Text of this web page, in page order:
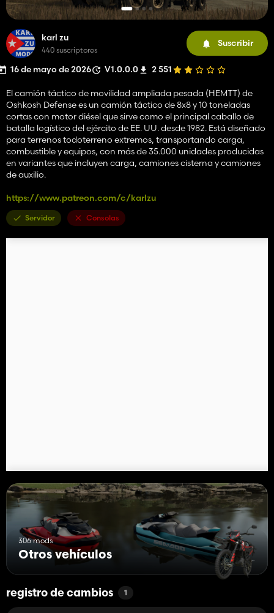
karl zu
440 suscriptores
Suscribir
16 de mayo de 2026 V1.0.0.0 2 551
El camión táctico de movilidad ampliada pesada (HEMTT) de
Oshkosh Defense es un camión táctico de 8x8 y 10 toneladas
cortas con motor diésel que sirve como el principal caballo de
batalla logístico del ejército de EE. UU. desde 1982. Está diseñado
para terrenos todoterreno extremos, transportando carga,
combustible y equipos, con más de 35.000 unidades producidas
en variantes que incluyen carga, camiones cisterna y camiones
de auxilio.
https://www.patreon.com/c/karlzu
Servidor Consolas
306 mods
Otros vehículos
registro de cambios 1